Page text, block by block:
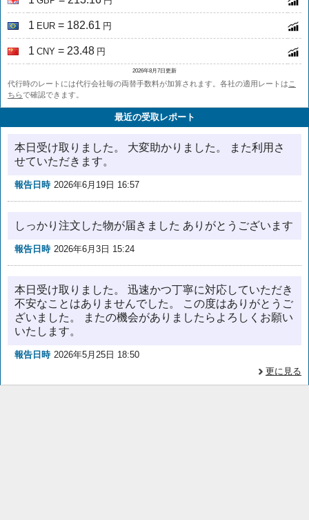
1 EUR = 182.61 円
1 CNY = 23.48 円
2026年8月7日更新
代行時のレートには代行会社毎の両替手数料が加算されます。各社の適用レートは こ
ちらで確認できます。
最近の受取レポート
本日受け取りました。 大変助かりました。 また利用さ
せていただきます。
報告日時 2026年6月19日 16:57
しっかり注文した物が届きました ありがとうございます
報告日時 2026年6月3日 15:24
本日受け取りました。 迅速かつ丁寧に対応していただき
不安なことはありませんでした。 この度はありがとうご
ざいました。 またの機会がありましたらよろしくお願い
いたします。
報告日時 2026年5月25日 18:50
更に見る